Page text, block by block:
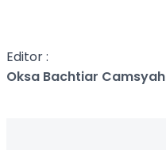
Editor :
Oksa Bachtiar Camsyah